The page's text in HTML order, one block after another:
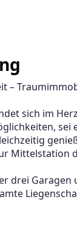
–
sich im
sei
Mittelstation
drei